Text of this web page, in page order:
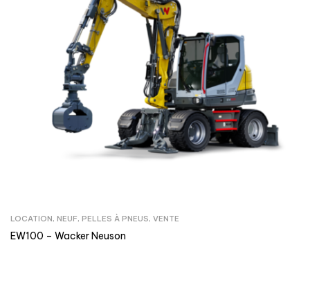
LOCATION, NEUF, PELLES À PNEUS, VENTE
EW100 – Wacker Neuson